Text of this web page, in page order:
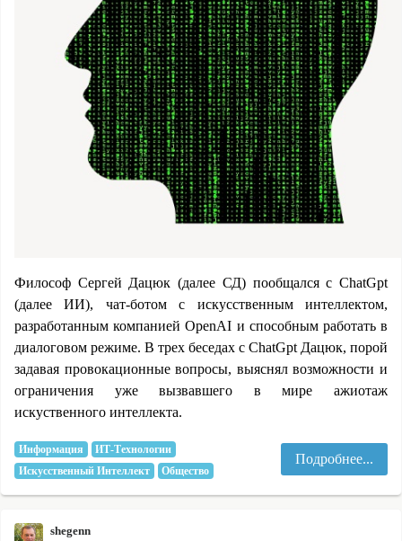
Философ Сергей Дацюк (далее СД) пообщался с ChatGpt
(далее ИИ), чат-ботом с искусственным интеллектом,
разработанным компанией OpenAI и способным работать в
диалоговом режиме. В трех беседах с ChatGpt Дацюк, порой
задавая провокационные вопросы, выяснял возможности и
ограничения уже вызвавшего в мире ажиотаж
искуственного интеллекта.
Информация
ИТ-Технологии
Искусственный Интеллект
Общество
Подробнее...
shegenn